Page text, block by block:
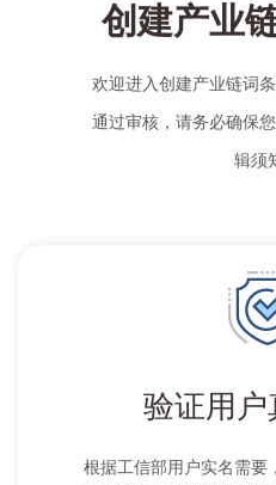
创建产业
欢迎进入创建产业链词
通过审核，请务必确保
辑须
验证用户
根据工信部用户实名需要